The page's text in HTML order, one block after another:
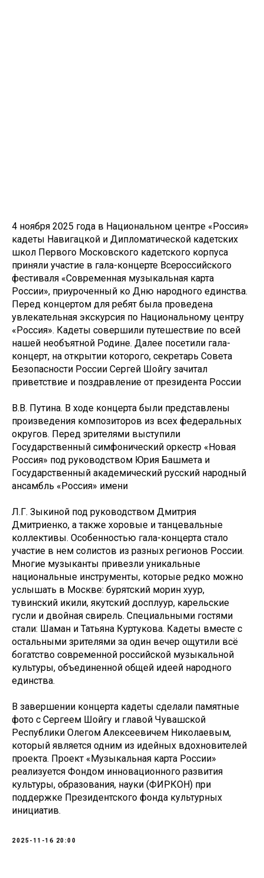
4 ноября 2025 года в Национальном центре «Россия»
кадеты Навигацкой и Дипломатической кадетских
школ Первого Московского кадетского корпуса
приняли участие в гала-концерте Всероссийского
фестиваля «Современная музыкальная карта
России», приуроченный ко Дню народного единства.
Перед концертом для ребят была проведена
увлекательная экскурсия по Национальному центру
«Россия». Кадеты совершили путешествие по всей
нашей необъятной Родине. Далее посетили гала-
концерт, на открытии которого, секретарь Совета
Безопасности России Сергей Шойгу зачитал
приветствие и поздравление от президента России
В.В. Путина. В ходе концерта были представлены
произведения композиторов из всех федеральных
округов. Перед зрителями выступили
Государственный симфонический оркестр «Новая
Россия» под руководством Юрия Башмета и
Государственный академический русский народный
ансамбль «Россия» имени
Л.Г. Зыкиной под руководством Дмитрия
Дмитриенко, а также хоровые и танцевальные
коллективы. Особенностью гала-концерта стало
участие в нем солистов из разных регионов России.
Многие музыканты привезли уникальные
национальные инструменты, которые редко можно
услышать в Москве: бурятский морин хуур,
тувинский икили, якутский досплуур, карельские
гусли и двойная свирель. Специальными гостями
стали: Шаман и Татьяна Куртукова. Кадеты вместе с
остальными зрителями за один вечер ощутили всё
богатство современной российской музыкальной
культуры, объединенной общей идеей народного
единства.
В завершении концерта кадеты сделали памятные
фото с Сергеем Шойгу и главой Чувашской
Республики Олегом Алексеевичем Николаевым,
который является одним из идейных вдохновителей
проекта. Проект «Музыкальная карта России»
реализуется Фондом инновационного развития
культуры, образования, науки (ФИРКОН) при
поддержке Президентского фонда культурных
инициатив.
2025-11-16 20:00